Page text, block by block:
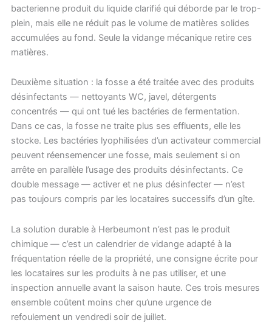
bacterienne produit du liquide clarifié qui déborde par le trop-
plein, mais elle ne réduit pas le volume de matières solides
accumulées au fond. Seule la vidange mécanique retire ces
matières.
Deuxième situation : la fosse a été traitée avec des produits
désinfectants — nettoyants WC, javel, détergents
concentrés — qui ont tué les bactéries de fermentation.
Dans ce cas, la fosse ne traite plus ses effluents, elle les
stocke. Les bactéries lyophilisées d’un activateur commercial
peuvent réensemencer une fosse, mais seulement si on
arrête en parallèle l’usage des produits désinfectants. Ce
double message — activer et ne plus désinfecter — n’est
pas toujours compris par les locataires successifs d’un gîte.
La solution durable à Herbeumont n’est pas le produit
chimique — c’est un calendrier de vidange adapté à la
fréquentation réelle de la propriété, une consigne écrite pour
les locataires sur les produits à ne pas utiliser, et une
inspection annuelle avant la saison haute. Ces trois mesures
ensemble coûtent moins cher qu’une urgence de
refoulement un vendredi soir de juillet.